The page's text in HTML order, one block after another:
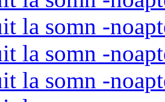
la somn -
la somn -
la somn -